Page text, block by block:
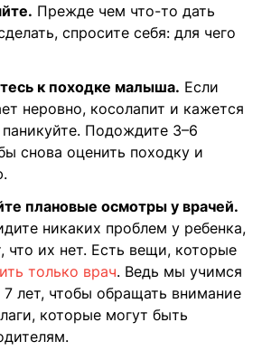
Прежде чем что-то дать
спросите себя: для чего
к походке малыша. Если
неровно, косолапит и кажется
Подождите 3–6
снова оценить походку и
плановые осмотры у врачей.
никаких проблем у ребенка,
что их нет. Есть вещи, которые
только врач. Ведь мы учимся
лет, чтобы обращать внимание
которые могут быть